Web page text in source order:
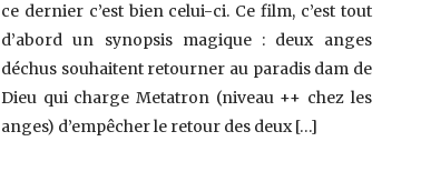
ce dernier c’est bien celui-ci. Ce film, c’est tout
d’abord un synopsis magique : deux anges
déchus souhaitent retourner au paradis dam de
Dieu qui charge Metatron (niveau ++ chez les
anges) d’empêcher le retour des deux […]